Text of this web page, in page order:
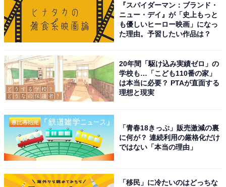
『スパイダーマン：ブランド・
ニュー・デイ』が「史上もっと
も優しいヒーロー映画」になっ
た理由。予習したい作品は？
20年間「駆け込み実績ゼロ」の
学校も…「こども110番の家」
は本当に必要？ PTAが直面する
理想と現実
「青春18きっぷ」販売激減の裏
に何が？ 連続利用の厳格化だけ
ではない「本当の理由」
「移民」に冷たいのはどっちな